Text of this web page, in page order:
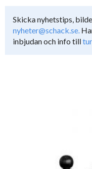
Skicka nyhetstips,
nyheter@schack.se.
inbjudan och info till